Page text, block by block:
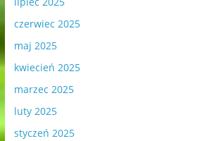
czerwiec 2025
maj 2025
kwiecień 2025
marzec 2025
luty 2025
styczeń 2025